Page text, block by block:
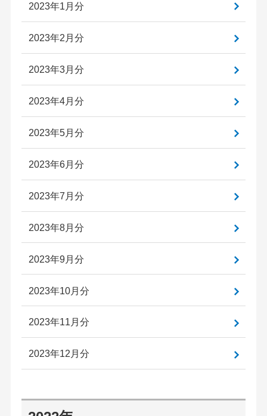
2023年1月分
2023年2月分
2023年3月分
2023年4月分
2023年5月分
2023年6月分
2023年7月分
2023年8月分
2023年9月分
2023年10月分
2023年11月分
2023年12月分